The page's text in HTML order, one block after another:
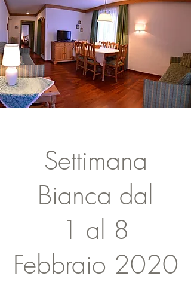
Settimana
Bianca dal
1 al 8
Febbraio 2020